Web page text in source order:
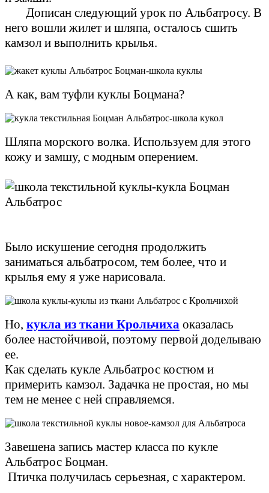
Дописан следующий урок по Альбатросу. В
него вошли жилет и шляпа, осталось сшить
камзол и выполнить крылья.
А как, вам туфли куклы Боцмана?
Шляпа морского волка. Используем для этого
кожу и замшу, с модным оперением.
Было искушение сегодня продолжить
заниматься альбатросом, тем более, что и
крылья ему я уже нарисовала.
Но, кукла из ткани Крольчиха оказалась
более настойчивой, поэтому первой доделываю
ее.
Как сделать кукле Альбатрос костюм и
примерить камзол. Задачка не простая, но мы
тем не менее с ней справляемся.
Завешена запись мастер класса по кукле
Альбатрос Боцман.
Птичка получилась серьезная, с характером.